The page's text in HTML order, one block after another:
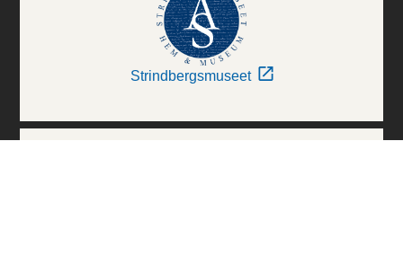
Strindbergsmuseet